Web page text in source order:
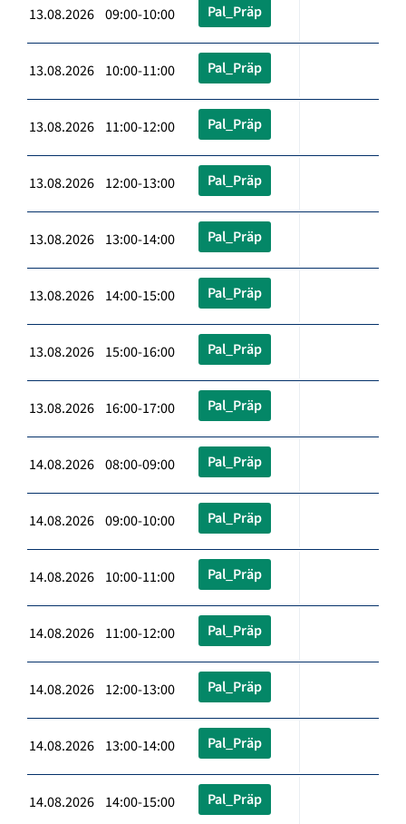
13.08.2026 09:00-10:00 Pal_Präp
13.08.2026 10:00-11:00 Pal_Präp
13.08.2026 11:00-12:00 Pal_Präp
13.08.2026 12:00-13:00 Pal_Präp
13.08.2026 13:00-14:00 Pal_Präp
13.08.2026 14:00-15:00 Pal_Präp
13.08.2026 15:00-16:00 Pal_Präp
13.08.2026 16:00-17:00 Pal_Präp
14.08.2026 08:00-09:00 Pal_Präp
14.08.2026 09:00-10:00 Pal_Präp
14.08.2026 10:00-11:00 Pal_Präp
14.08.2026 11:00-12:00 Pal_Präp
14.08.2026 12:00-13:00 Pal_Präp
14.08.2026 13:00-14:00 Pal_Präp
14.08.2026 14:00-15:00 Pal_Präp